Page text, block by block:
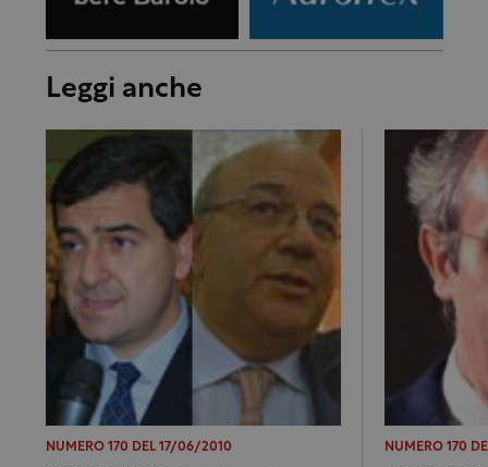
Leggi anche
NUMERO 170 DEL 17/06/2010 NUMERO 170